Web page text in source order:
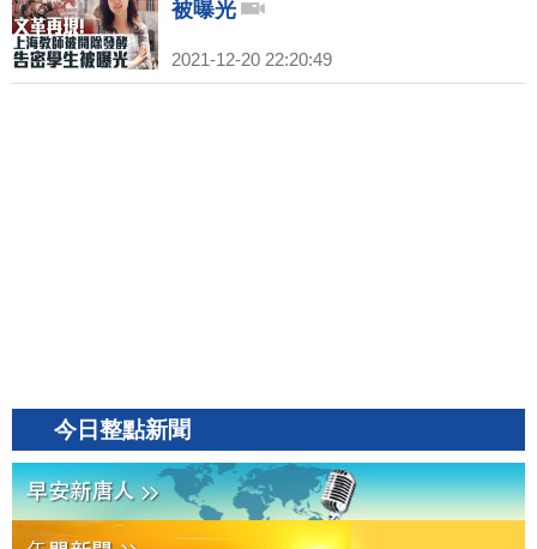
被曝光
2021-12-20 22:20:49
今日整點新聞